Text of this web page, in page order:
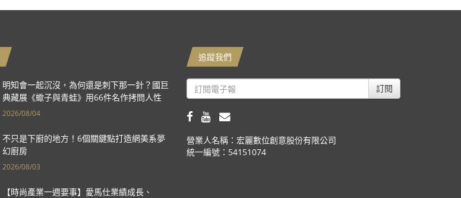
明知會一起沉沒，為何還是刺下那一針？國巨
典藏展《蠍子與青蛙》用66件名作拷問人性
2026/08/04
不只是下廚的地方！6個關鍵點打造網美系夢
幻廚房
2026/08/03
【時尚產業一週要事】愛馬仕業績成長、
追蹤我們
訂閱
營業人名稱：宏麗數位創意股份有限公司
統一編號：54151074